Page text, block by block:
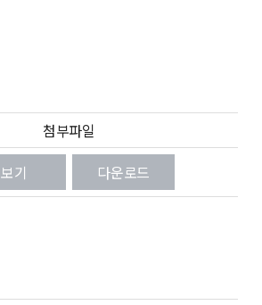
첨부파일
보기 다운로드